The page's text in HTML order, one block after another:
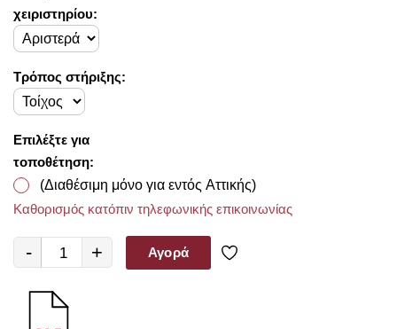
χειριστηρίου:
Τρόπος στήριξης:
Επιλέξτε για
τοποθέτηση:
(Διαθέσιμη μόνο για εντός Αττικής)
Καθορισμός κατόπιν τηλεφωνικής επικοινωνίας
- + Αγορά